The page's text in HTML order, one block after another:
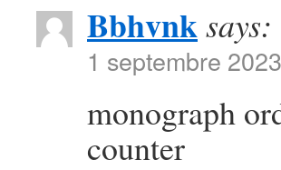
Bbhvnksays:
1 septembre
monograph
counter